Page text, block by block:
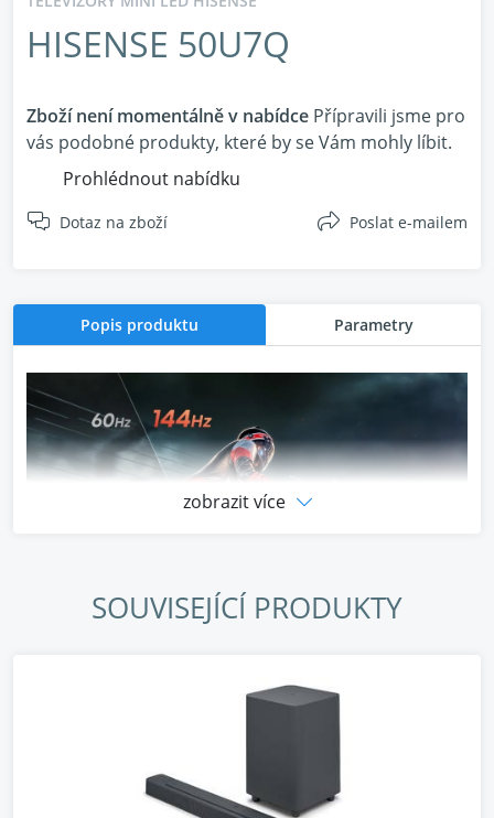
HISENSE 50U7Q
Zboží není momentálně v nabídce Přípravili jsme pro
vás podobné produkty, které by se Vám mohly líbit.
Prohlédnout nabídku
Dotaz na zboží Poslat e-mailem
Popis produktu Parametry
LED Full Array displej s větší hustotou diod pro větší
přesnost, vynikající kontrast a jasný, živý obraz,
zobrazit více
SOUVISEJÍCÍ PRODUKTY